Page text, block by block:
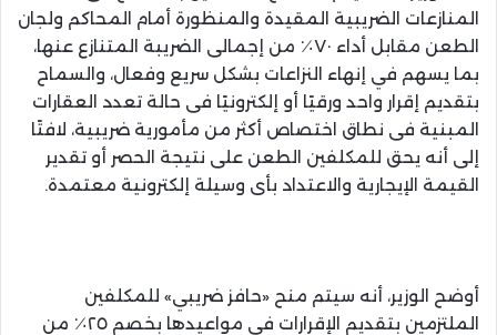
المنازعات الضريبية المقيدة والمنظورة أمام المحاكم ولجان
الطعن مقابل أداء ٧٠٪؜ من إجمالى الضريبة المتنازع عنها،
بما يسهم في إنهاء النزاعات بشكل سريع وفعال، والسماح
بتقديم إقرار واحد ورقيًا أو إلكترونيًا فى حالة تعدد العقارات
المبنية فى نطاق اختصاص أكثر من مأمورية ضريبية، لافتًا
إلى أنه يحق للمكلفين الطعن على نتيجة الحصر أو تقدير
القيمة الإيجارية والاعتداد بأى وسيلة إلكترونية معتمدة.
أوضح الوزير، أنه سيتم منح «حافز ضريبي» للمكلفين
الملتزمين بتقديم الإقرارات فى مواعيدها بخصم ٢٥٪؜ من